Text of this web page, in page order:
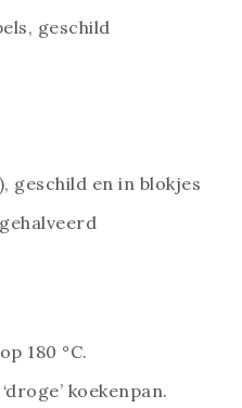
geschild
geschild en in blokjes
180 °C.
koekenpan.